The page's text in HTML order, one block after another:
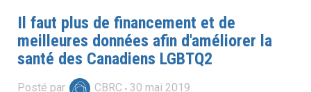
Il faut plus de financement et de
meilleures données afin d'améliorer la
santé des Canadiens LGBTQ2
Posté par CBRC 30 mai 2019